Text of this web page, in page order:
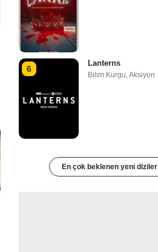
6
Lanterns
Bilim Kurgu,Aksiyon
En çok beklenen yeni diziler